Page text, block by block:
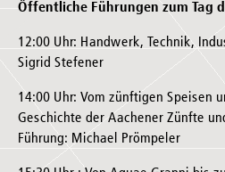
Öffentliche Führungen zum Tag
12:00 Uhr: Handwerk, Technik,
Sigrid Stefener
14:00 Uhr: Vom zünftigen Speisen
Geschichte der Aachener Zünfte
Führung: Michael Prömpeler